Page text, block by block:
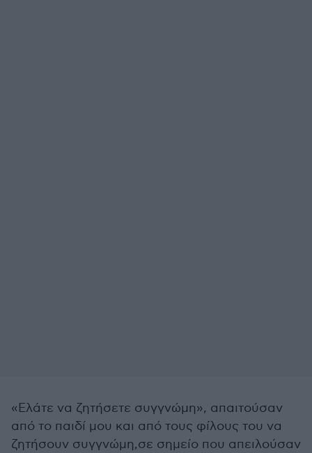
«Ελάτε να ζητήσετε συγγνώμη», απαιτούσαν
από το παιδί μου και από τους φίλους του να
ζητήσουν συγγνώμη,σε σημείο που απειλούσαν